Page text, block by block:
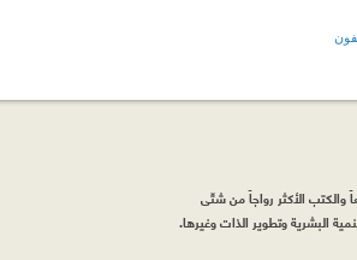
والكتب الأكثر رواجاً من شتّى
البشرية وتطوير الذات وغيرها.